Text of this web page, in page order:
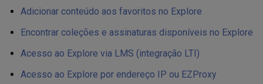
Adicionar conteúdo aos favoritos no Explore
Encontrar coleções e assinaturas disponíveis no Explore
Acesso ao Explore via LMS (integração LTI)
Acesso ao Explore por endereço IP ou EZProxy